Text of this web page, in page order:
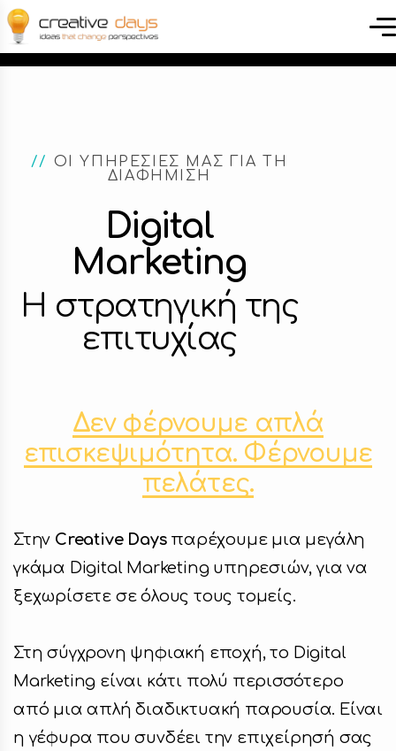
// ΟΙ ΥΠΗΡΕΣΙΕΣ ΜΑΣ ΓΙΑ ΤΗ
ΔΙΑΦΗΜΙΣΗ
Digital
Marketing
Η στρατηγική της
επιτυχίας
Δεν φέρνουμε απλά
επισκεψιμότητα. Φέρνουμε
πελάτες.
Στην Creative Daysπαρέχουμε μια μεγάλη
γκάμα Digital Marketing υπηρεσιών, για να
ξεχωρίσετε σε όλους τους τομείς.
Στη σύγχρονη ψηφιακή εποχή, το Digital
Marketing είναι κάτι πολύ περισσότερο
από μια απλή διαδικτυακή παρουσία. Είναι
η γέφυρα που συνδέει την επιχείρησή σας
Facebook
Instagram
LinkedIn
info@creativedays.gr
Ι.ΤΣΑΛΟΥΧΊΔΗ 16-20, ΘΕΣΣΑΛΟΝΊΚΗ 54248